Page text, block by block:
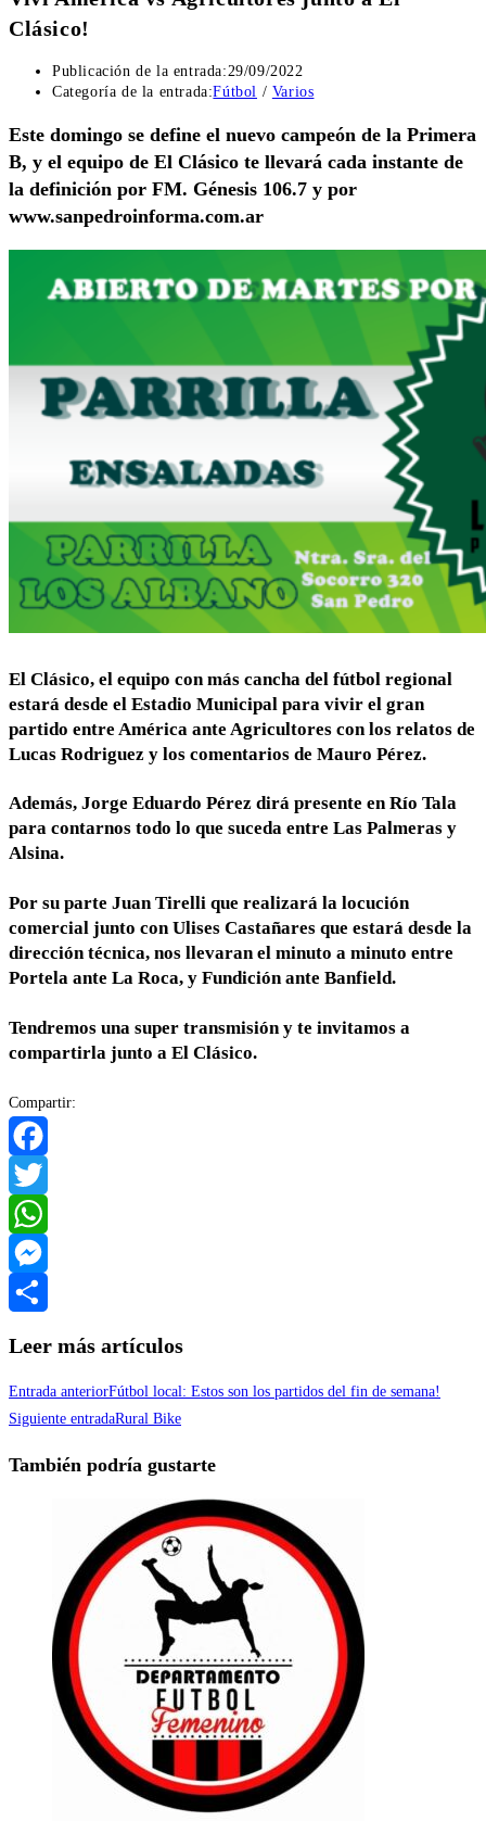
Clásico!
Publicación de la entrada:29/09/2022
Categoría de la entrada:Fútbol / Varios
Este domingo se define el nuevo campeón de la Primera
B, y el equipo de El Clásico te llevará cada instante de
la definición por FM. Génesis 106.7 y por
www.sanpedroinforma.com.ar
El Clásico, el equipo con más cancha del fútbol regional
estará desde el Estadio Municipal para vivir el gran
partido entre América ante Agricultores con los relatos de
Lucas Rodriguez y los comentarios de Mauro Pérez.
Además, Jorge Eduardo Pérez dirá presente en Río Tala
para contarnos todo lo que suceda entre Las Palmeras y
Alsina.
Por su parte Juan Tirelli que realizará la locución
comercial junto con Ulises Castañares que estará desde la
dirección técnica, nos llevaran el minuto a minuto entre
Portela ante La Roca, y Fundición ante Banfield.
Tendremos una super transmisión y te invitamos a
compartirla junto a El Clásico.
Compartir:
Facebook
Twitter
WhatsApp
Messenger
Leer más artículos
Entrada anteriorFútbol local: Estos son los partidos del fin de semana!
Siguiente entradaRural Bike
También podría gustarte